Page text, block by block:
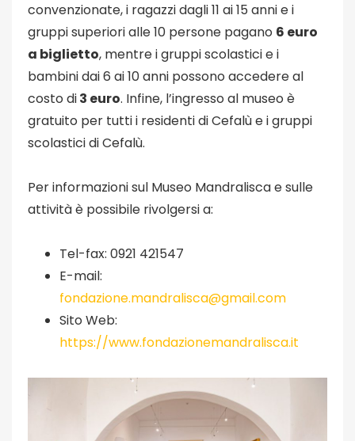
convenzionate, i ragazzi dagli 11 ai 15 anni e i
gruppi superiori alle 10 persone pagano 6 euro
a biglietto, mentre i gruppi scolastici e i
bambini dai 6 ai 10 anni possono accedere al
costo di3 euro. Infine, l’ingresso al museo è
gratuito per tutti i residenti di Cefalù e i gruppi
scolastici di Cefalù.
Per informazioni sul Museo Mandralisca e sulle
attività è possibile rivolgersi a:
Tel-fax: 0921 421547
E-mail:
fondazione.mandralisca@gmail.com
Sito Web:
https://www.fondazionemandralisca.it